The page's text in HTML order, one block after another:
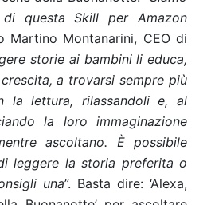
di questa Skill per Amazon
Martino Montanarini, CEO di
storie ai bambini li educa,
a trovarsi sempre più
la lettura, rilassandoli e, al
la loro immaginazione
ascoltano. È possibile
leggere la storia preferita o
una”. Basta dire: ‘Alexa,